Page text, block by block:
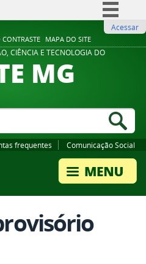
MAPA DO SITE
Comunica BR
Participe
Legislação
Acessar
CIÊNCIA E TECNOLOGIA DO
MG
frequentes Comunicação Social